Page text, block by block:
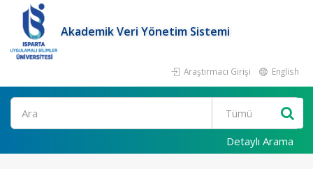
Akademik Veri Yönetim Sistemi
Araştırmacı Girişi English
Ara
Detaylı Arama